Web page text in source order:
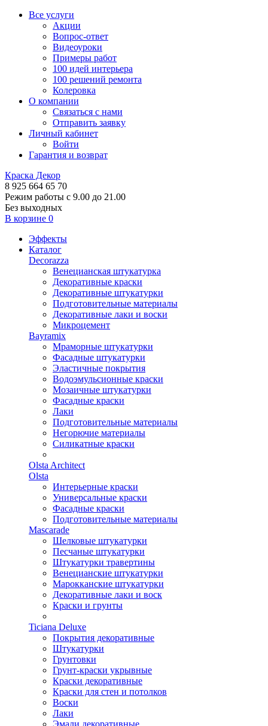
Все услуги
Акции
Вопрос-ответ
Видеоуроки
Примеры работ
100 идей интерьера
100 решений ремонта
Колеровка
О компании
Связаться с нами
Отправить заявку
Личный кабинет
Войти
Гарантия и возврат
Краска Декор
8 925 664 65 70
Режим работы с 9.00 до 21.00
Без выходных
В корзине 0
Эффекты
Каталог
Decorazza
Венецианская штукатурка
Декоративные краски
Декоративные штукатурки
Подготовительные материалы
Декоративные лаки и воски
Микроцемент
Bayramix
Мраморные штукатурки
Фасадные штукатурки
Эластичные покрытия
Водоэмульсионные краски
Мозаичные штукатурки
Фасадные краски
Лаки
Подготовительные материалы
Негорючие материалы
Силикатные краски
Olsta Architect
Olsta
Интерьерные краски
Универсальные краски
Фасадные краски
Подготовительные материалы
Mascarade
Шелковые штукатурки
Песчаные штукатурки
Штукатурки травертины
Венецианские штукатурки
Марокканские штукатурки
Декоративные лаки и воск
Краски и грунты
Ticiana Deluxe
Покрытия декоративные
Штукатурки
Грунтовки
Грунт-краски укрывные
Краски декоративные
Краски для стен и потолков
Воски
Лаки
Эмали декоративные